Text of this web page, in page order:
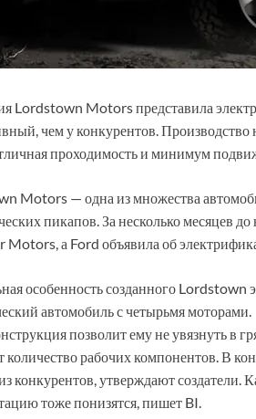
Lordstown Motors представила
чем у конкурентов. Производство
проходимость и минимум
Motors — одна из множества
пикапов. За несколько месяцев
Motors, а Ford объявила об
особенность созданного Lordstown
автомобиль с четырьмя моторами.
позволит ему не увязнуть в
количество рабочих компонентов. В
конкурентов, утверждают создатели.
тоже понизятся, пишет BI.